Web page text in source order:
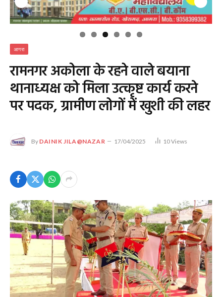
आगरा
रामनगर अकोला के रहने वाले बयाना
थानाध्यक्ष को मिला उत्कृष्ट कार्य करने
पर पदक, ग्रामीण लोगों में खुशी की लहर
By DAINIK JILA@NAZAR 17/04/2025 10Views